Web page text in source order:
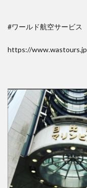
#ワールド航空サービス
https://www.wastours.jp